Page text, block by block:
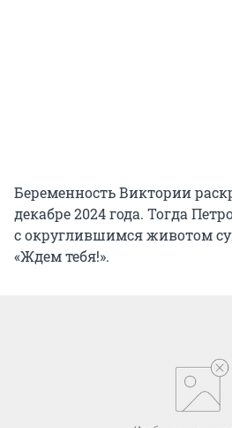
Беременность Виктории
декабре 2024 года. Тогда
с округлившимся животом
«Ждем тебя!».